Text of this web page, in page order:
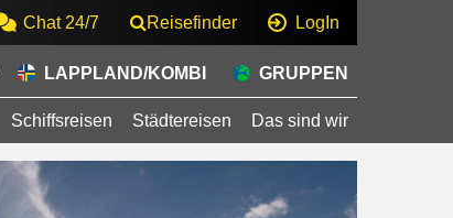
Chat 24/7 Reisefinder LogIn
LAPPLAND/KOMBI GRUPPEN
Schiffsreisen Städtereisen Das sind wir